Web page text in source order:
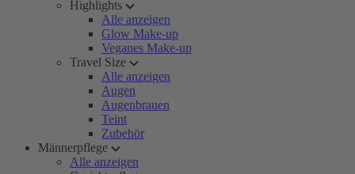
Highlights
Alle anzeigen
Glow Make-up
Veganes Make-up
Travel Size
Alle anzeigen
Augen
Augenbrauen
Teint
Zubehör
Männerpflege
Alle anzeigen